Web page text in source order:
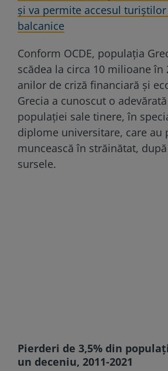
și va permite accesul
balcanice
Conform OCDE, populaţia
scădea la circa 10 milioane în
anilor de criză financiară şi
Grecia a cunoscut o
populaţiei sale tinere, în
diplome universitare, care au
muncească în străinătat,
sursele.
Pierderi de 3,5% din
un deceniu, 2011-2021